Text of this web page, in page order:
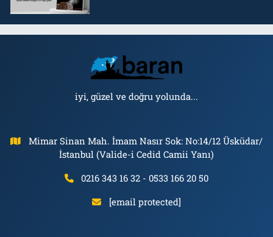
iyi, güzel ve doğru yolunda...
Mimar Sinan Mah. İmam Nasır Sok: No:14/12 Üsküdar/
İstanbul (Valide-i Cedid Camii Yanı)
0216 343 16 32 - 0533 166 20 50
[email protected]